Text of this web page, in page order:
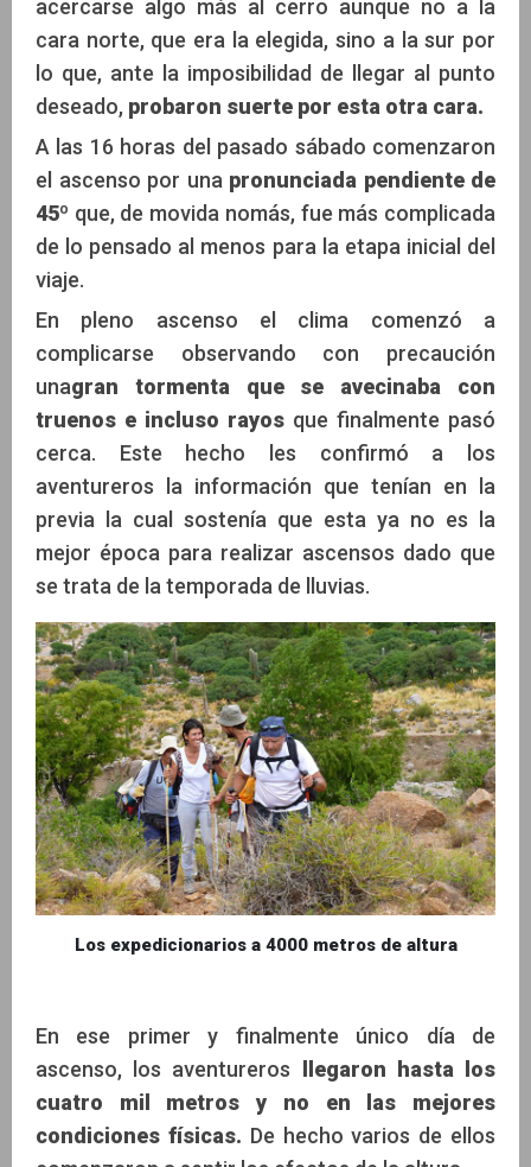
acercarse algo más al cerro aunque no a la
cara norte, que era la elegida, sino a la sur por
lo que, ante la imposibilidad de llegar al punto
deseado, probaron suerte por esta otra cara.
A las 16 horas del pasado sábado comenzaron
el ascenso por una pronunciada pendiente de
45º que, de movida nomás, fue más complicada
de lo pensado al menos para la etapa inicial del
viaje.
En pleno ascenso el clima comenzó a
complicarse observando con precaución
unagran tormenta que se avecinaba con
truenos e incluso rayos que finalmente pasó
cerca. Este hecho les confirmó a los
aventureros la información que tenían en la
previa la cual sostenía que esta ya no es la
mejor época para realizar ascensos dado que
se trata de la temporada de lluvias.
Los expedicionarios a 4000 metros de altura
En ese primer y finalmente único día de
ascenso, los aventureros llegaron hasta los
cuatro mil metros y no en las mejores
condiciones físicas. De hecho varios de ellos